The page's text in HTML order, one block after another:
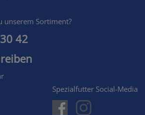
unserem Sortiment?
42
Spezialfutter Social-Media